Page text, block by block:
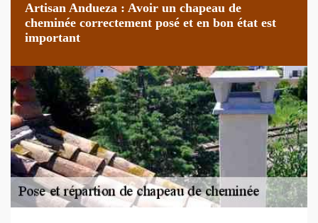
Artisan Andueza : Avoir un chapeau de
cheminée correctement posé et en bon état est
important